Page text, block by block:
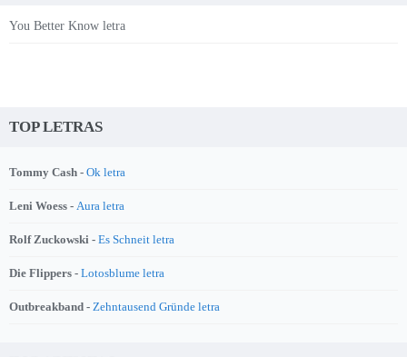
You Better Know letra
TOP LETRAS
Tommy Cash - Ok letra
Leni Woess - Aura letra
Rolf Zuckowski - Es Schneit letra
Die Flippers - Lotosblume letra
Outbreakband - Zehntausend Gründe letra